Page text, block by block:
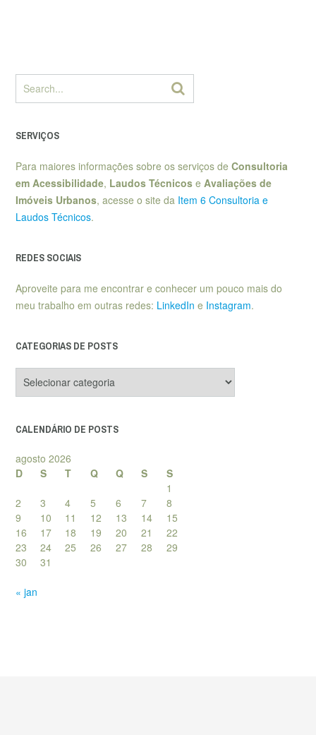
SERVIÇOS
Para maiores informações sobre os serviços de Consultoria
em Acessibilidade, Laudos Técnicos e Avaliações de
Imóveis Urbanos, acesse o site da Item 6 Consultoria e
Laudos Técnicos.
REDES SOCIAIS
Aproveite para me encontrar e conhecer um pouco mais do
meu trabalho em outras redes: LinkedIn e Instagram.
CATEGORIAS DE POSTS
de
CALENDÁRIO DE POSTS
agosto 2026
D
S T Q Q S
S
1
2
3 4 5 6 7
8
9
10 11 12 13 14
15
16
17 18 19 20 21
22
23
24 25 26 27 28
29
30
31
« jan